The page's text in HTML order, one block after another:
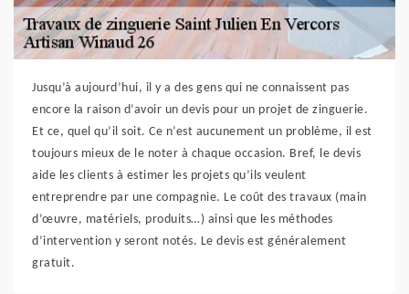
Jusqu’à aujourd’hui, il y a des gens qui ne connaissent pas
encore la raison d’avoir un devis pour un projet de zinguerie.
Et ce, quel qu’il soit. Ce n’est aucunement un problème, il est
toujours mieux de le noter à chaque occasion. Bref, le devis
aide les clients à estimer les projets qu’ils veulent
entreprendre par une compagnie. Le coût des travaux (main
d’œuvre, matériels, produits…) ainsi que les méthodes
d’intervention y seront notés. Le devis est généralement
gratuit.